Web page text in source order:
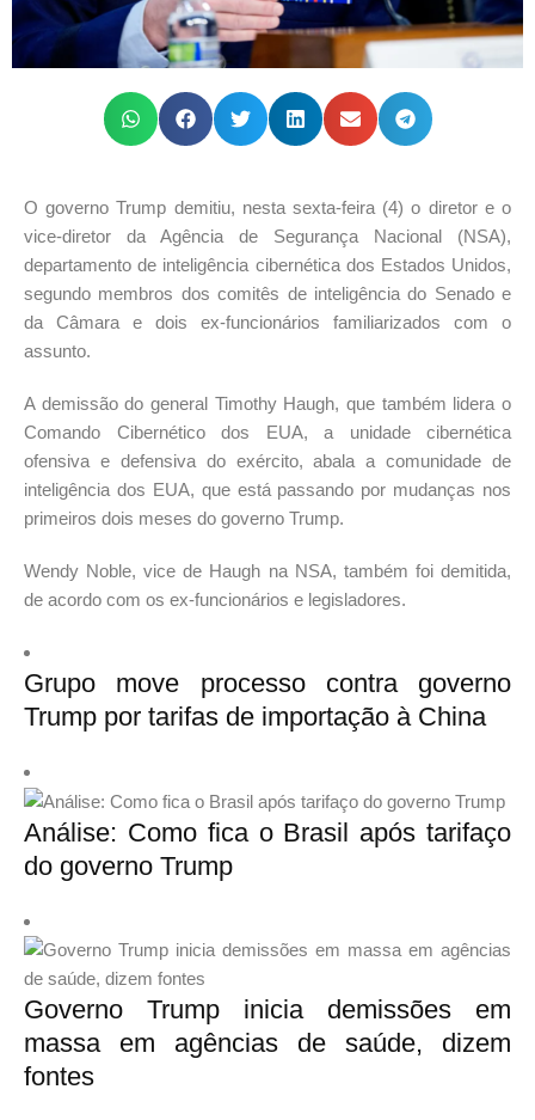
O governo Trump demitiu, nesta sexta-feira (4) o diretor e o
vice-diretor da Agência de Segurança Nacional (NSA),
departamento de inteligência cibernética dos Estados Unidos,
segundo membros dos comitês de inteligência do Senado e
da Câmara e dois ex-funcionários familiarizados com o
assunto.
A demissão do general Timothy Haugh, que também lidera o
Comando Cibernético dos EUA, a unidade cibernética
ofensiva e defensiva do exército, abala a comunidade de
inteligência dos EUA, que está passando por mudanças nos
primeiros dois meses do governo Trump.
Wendy Noble, vice de Haugh na NSA, também foi demitida,
de acordo com os ex-funcionários e legisladores.
Grupo move processo contra governo
Trump por tarifas de importação à China
Análise: Como fica o Brasil após tarifaço
do governo Trump
Governo Trump inicia demissões em
massa em agências de saúde, dizem
fontes